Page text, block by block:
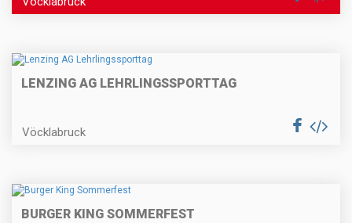
LENZING AG LEHRLINGSSPORTTAG
Vöcklabruck
BURGER KING SOMMERFEST